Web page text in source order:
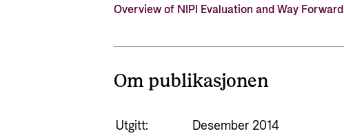
Overview of NIPI Evaluation and Way Forward
Om publikasjonen
Utgitt:
Desember 2014